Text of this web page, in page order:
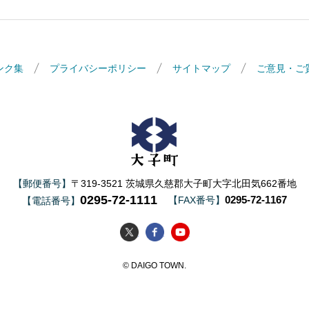
ク集 プライバシーポリシー サイトマップ ご意見・ご
【郵便番号】 〒319-3521 茨城県久慈郡大子町大字北田気662番地
【電話番号】 0295-72-1111 【FAX番号】 0295-72-1167
大子町Twitter
大子町Facebook
大子町YouTube
© DAIGO TOWN.